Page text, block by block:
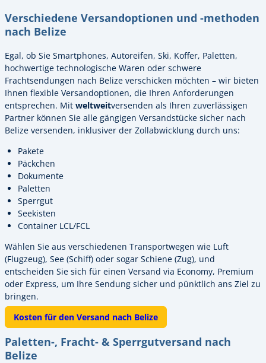
Verschiedene Versandoptionen und -methoden
nach Belize
Egal, ob Sie Smartphones, Autoreifen, Ski, Koffer, Paletten,
hochwertige technologische Waren oder schwere
Frachtsendungen nach Belize verschicken möchten – wir bieten
Ihnen flexible Versandoptionen, die Ihren Anforderungen
entsprechen. Mit weltweitversenden als Ihren zuverlässigen
Partner können Sie alle gängigen Versandstücke sicher nach
Belize versenden, inklusiver der Zollabwicklung durch uns:
Pakete
Päckchen
Dokumente
Paletten
Sperrgut
Seekisten
Container LCL/FCL
Wählen Sie aus verschiedenen Transportwegen wie Luft
(Flugzeug), See (Schiff) oder sogar Schiene (Zug), und
entscheiden Sie sich für einen Versand via Economy, Premium
oder Express, um Ihre Sendung sicher und pünktlich ans Ziel zu
bringen.
Kosten für den Versand nach Belize
Paletten-, Fracht- & Sperrgutversand nach
Belize